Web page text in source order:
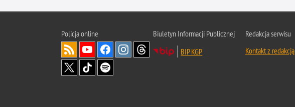
Policjaonline
Biuletyn Informacji Publicznej
BIP KGP
Redakcja serwisu
Kontakt z redakcją